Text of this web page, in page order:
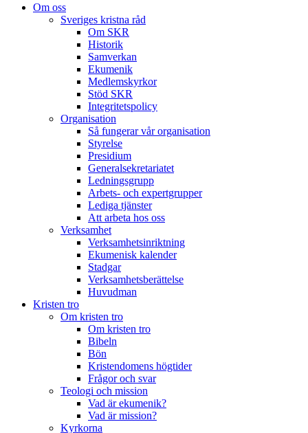
Om oss
Sveriges kristna råd
Om SKR
Historik
Samverkan
Ekumenik
Medlemskyrkor
Stöd SKR
Integritetspolicy
Organisation
Så fungerar vår organisation
Styrelse
Presidium
Generalsekretariatet
Ledningsgrupp
Arbets- och expertgrupper
Lediga tjänster
Att arbeta hos oss
Verksamhet
Verksamhetsinriktning
Ekumenisk kalender
Stadgar
Verksamhetsberättelse
Huvudman
Kristen tro
Om kristen tro
Om kristen tro
Bibeln
Bön
Kristendomens högtider
Frågor och svar
Teologi och mission
Vad är ekumenik?
Vad är mission?
Kyrkorna